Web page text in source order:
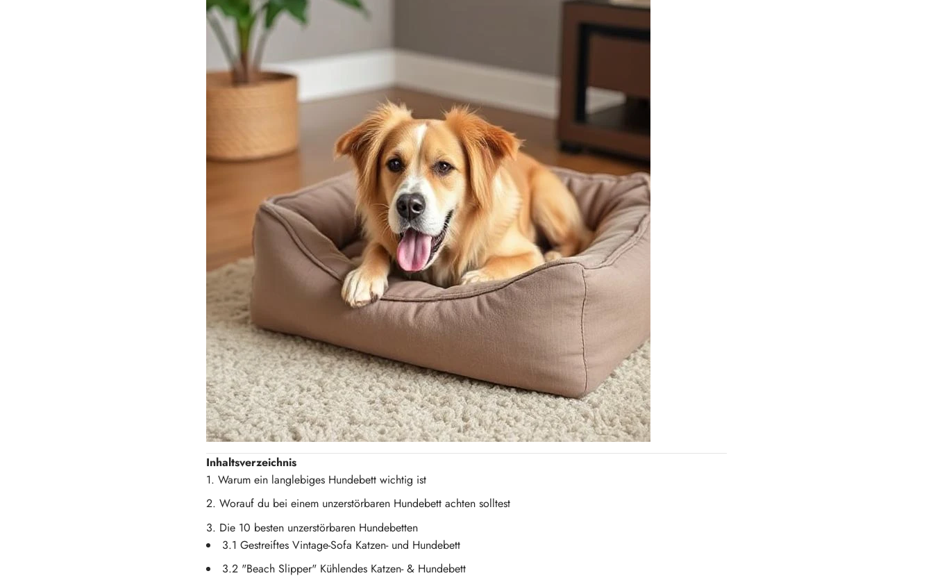
Inhaltsverzeichnis
Warum ein langlebiges Hundebett wichtig ist
Worauf du bei einem unzerstörbaren Hundebett achten solltest
Die 10 besten unzerstörbaren Hundebetten
3.1 Gestreiftes Vintage-Sofa Katzen- und Hundebett
3.2 "Beach Slipper" Kühlendes Katzen- & Hundebett